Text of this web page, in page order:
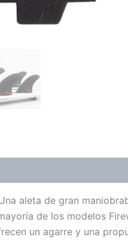
Una aleta de gran
de los modelos
un agarre y una